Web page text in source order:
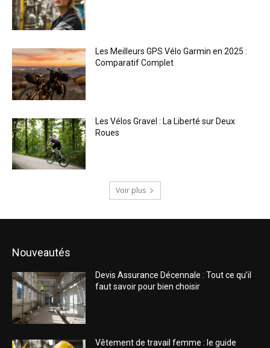
Les Meilleurs GPS Vélo Garmin en 2025 :
Comparatif Complet
Les Vélos Gravel : La Liberté sur Deux
Roues
Voir plus
Nouveautés
Devis Assurance Décennale : Tout ce qu’il
faut savoir pour bien choisir
Vêtement de travail femme : le guide